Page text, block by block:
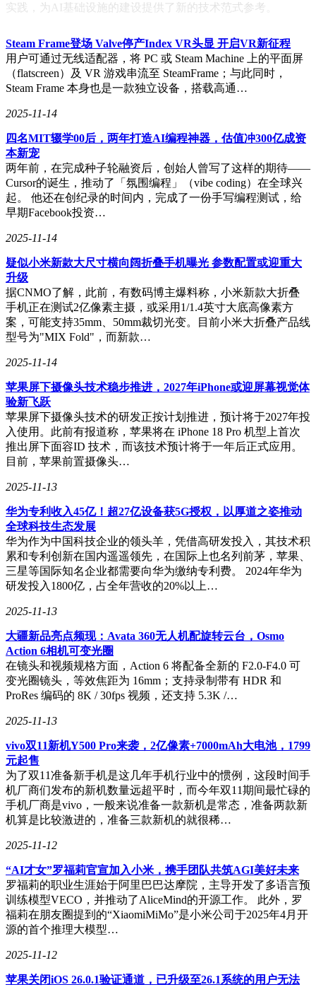
实践，为AI基础设施的建设提供了新的技术范式参考。
Steam Frame登场 Valve停产Index VR头显 开启VR新征程
用户可通过无线适配器，将 PC 或 Steam Machine 上的平面屏
（flatscreen）及 VR 游戏串流至 SteamFrame；与此同时，
Steam Frame 本身也是一款独立设备，搭载高通…
2025-11-14
四名MIT辍学00后，两年打造AI编程神器，估值冲300亿成资
本新宠
两年前，在完成种子轮融资后，创始人曾写了这样的期待——
Cursor的诞生，推动了「氛围编程」（vibe coding）在全球兴
起。 他还在创纪录的时间内，完成了一份手写编程测试，给
早期Facebook投资…
2025-11-14
疑似小米新款大尺寸横向阔折叠手机曝光 参数配置或迎重大
升级
据CNMO了解，此前，有数码博主爆料称，小米新款大折叠
手机正在测试2亿像素主摄，或采用1/1.4英寸大底高像素方
案，可能支持35mm、50mm裁切光变。目前小米大折叠产品线
型号为"MIX Fold"，而新款…
2025-11-14
苹果屏下摄像头技术稳步推进，2027年iPhone或迎屏幕视觉体
验新飞跃
苹果屏下摄像头技术的研发正按计划推进，预计将于2027年投
入使用。此前有报道称，苹果将在 iPhone 18 Pro 机型上首次
推出屏下面容ID 技术，而该技术预计将于一年后正式应用。
目前，苹果前置摄像头…
2025-11-13
华为专利收入45亿！超27亿设备获5G授权，以厚道之姿推动
全球科技生态发展
华为作为中国科技企业的领头羊，凭借高研发投入，其技术积
累和专利创新在国内遥遥领先，在国际上也名列前茅，苹果、
三星等国际知名企业都需要向华为缴纳专利费。 2024年华为
研发投入1800亿，占全年营收的20%以上…
2025-11-13
大疆新品亮点频现：Avata 360无人机配旋转云台，Osmo
Action 6相机可变光圈
在镜头和视频规格方面，Action 6 将配备全新的 F2.0-F4.0 可
变光圈镜头，等效焦距为 16mm；支持录制带有 HDR 和
ProRes 编码的 8K / 30fps 视频，还支持 5.3K /…
2025-11-13
vivo双11新机Y500 Pro来袭，2亿像素+7000mAh大电池，1799
元起售
为了双11准备新手机是这几年手机行业中的惯例，这段时间手
机厂商们发布的新机数量远超平时，而今年双11期间最忙碌的
手机厂商是vivo，一般来说准备一款新机是常态，准备两款新
机算是比较激进的，准备三款新机的就很稀…
2025-11-12
“AI才女”罗福莉官宣加入小米，携手团队共筑AGI美好未来
罗福莉的职业生涯始于阿里巴巴达摩院，主导开发了多语言预
训练模型VECO，并推动了AliceMind的开源工作。 此外，罗
福莉在朋友圈提到的“XiaomiMiMo”是小米公司于2025年4月开
源的首个推理大模型…
2025-11-12
苹果关闭iOS 26.0.1验证通道，已升级至26.1系统的用户无法